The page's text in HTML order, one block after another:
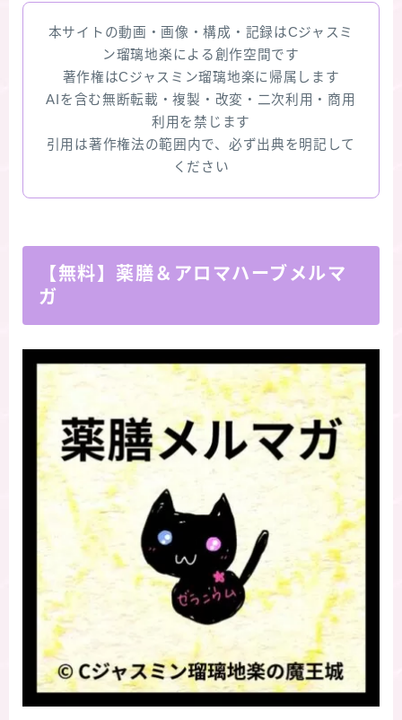
本サイトの動画・画像・構成・記録はCジャスミ
ン瑠璃地楽による創作空間です
著作権はCジャスミン瑠璃地楽に帰属します
AIを含む無断転載・複製・改変・二次利用・商用
利用を禁じます
引用は著作権法の範囲内で、必ず出典を明記して
ください
【無料】薬膳＆アロマハーブメルマ
ガ